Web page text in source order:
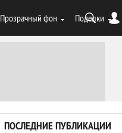
Прозрачный фон Поделки
ПОСЛЕДНИЕ ПУБЛИКАЦИИ